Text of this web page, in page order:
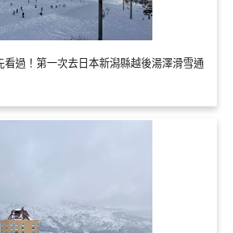
看過！第一次去日本新潟縣越後湯澤滑雪通